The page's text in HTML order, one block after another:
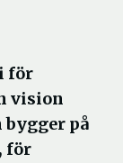
för
vision
på
för